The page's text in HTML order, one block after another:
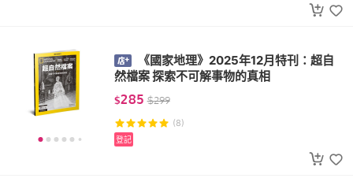
《國家地理》2025年12月特刊：超自
然檔案 探索不可解事物的真相
$285 $299
(8)
登記